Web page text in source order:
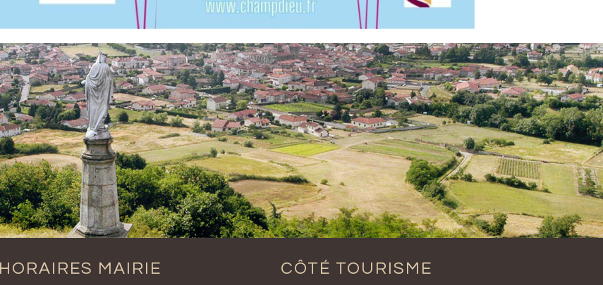
HORAIRES MAIRIE CÔTÉ TOURISME